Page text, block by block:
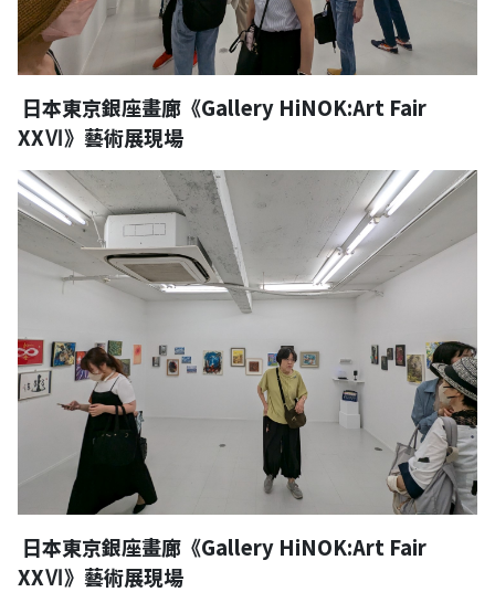
日本東京銀座畫廊《Gallery HiNOK:Art Fair
XXⅥ》藝術展現場
日本東京銀座畫廊《Gallery HiNOK:Art Fair
XXⅥ》藝術展現場